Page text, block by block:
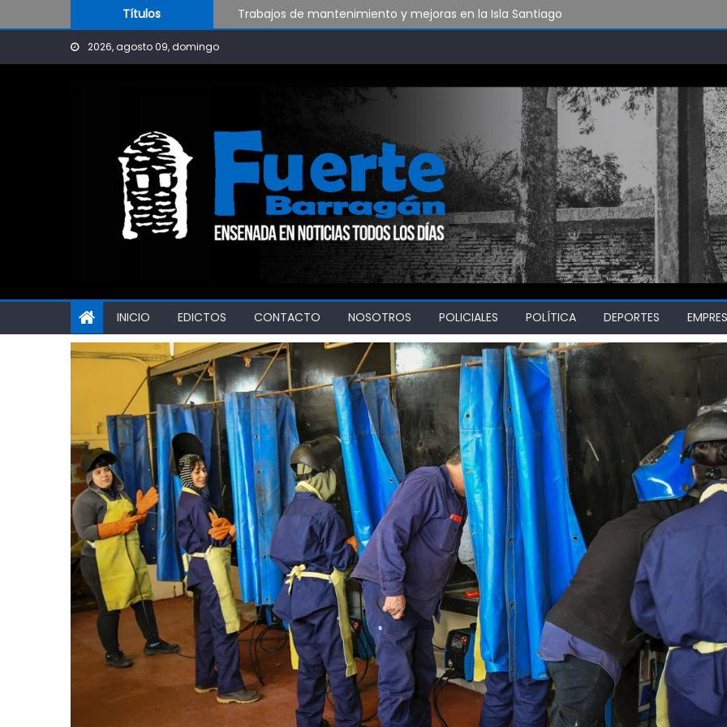
Títulos
Trabajos de mantenimiento y mejoras en la Isla Santiago
Pueblo Nuevo suma boxeo y artes marciales
2026, agosto 09, domingo
INICIO EDICTOS CONTACTO NOSOTROS POLICIALES POLÍTICA DEPORTES